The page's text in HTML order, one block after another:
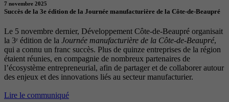
7 novembre 2025
Succès de la 3e édition de la Journée manufacturière de la Côte-de-Beaupré
Le 5 novembre dernier, Développement Côte-de-Beaupré organisait
la 3ᵉ édition de la Journée manufacturière de la Côte-de-Beaupré,
qui a connu un franc succès. Plus de quinze entreprises de la région
étaient réunies, en compagnie de nombreux partenaires de
l’écosystème entrepreneurial, afin de partager et de collaborer autour
des enjeux et des innovations liés au secteur manufacturier.
Lire le communiqué